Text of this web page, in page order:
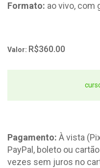
Formato: ao vivo, com
Valor: R$360.00
Pagamento: À vista
PayPal, boleto ou
vezes sem juros no